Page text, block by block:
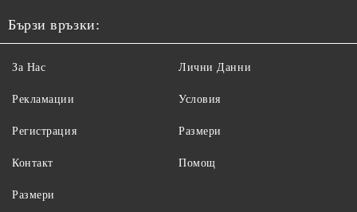
Бързи връзки:
За Нас
Рекламации
Регистрация
Контакт
Лични Данни
Условия
Размери
Помощ
Размери